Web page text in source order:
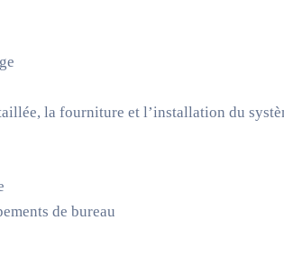
la fourniture et l’installation du
de bureau